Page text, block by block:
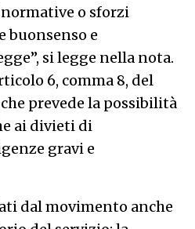
o sforzi
buonsenso e
si legge nella nota.
6, comma 8, del
prevede la possibilità
ai divieti di
gravi e
dal movimento anche